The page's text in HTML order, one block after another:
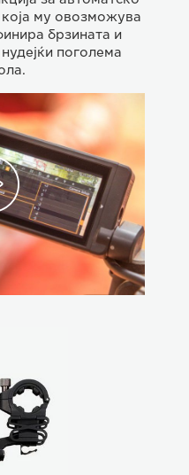
му овозможува
брзината и
поголема